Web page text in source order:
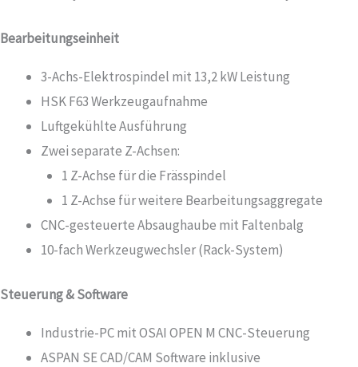
Bearbeitungseinheit
3-Achs-Elektrospindel mit 13,2 kW Leistung
HSK F63 Werkzeugaufnahme
Luftgekühlte Ausführung
Zwei separate Z-Achsen:
1 Z-Achse für die Frässpindel
1 Z-Achse für weitere Bearbeitungsaggregate
CNC-gesteuerte Absaughaube mit Faltenbalg
10-fach Werkzeugwechsler (Rack-System)
Steuerung & Software
Industrie-PC mit OSAI OPEN M CNC-Steuerung
ASPAN SE CAD/CAM Software inklusive